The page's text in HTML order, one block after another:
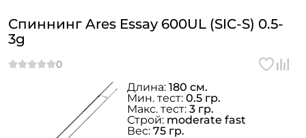
Спиннинг Ares Essay 600UL (SIC-S) 0.5-
3g
Длина: 180 см.
Мин. тест: 0.5 гр.
Макс. тест: 3 гр.
Строй: moderate fast
Вес: 75 гр.